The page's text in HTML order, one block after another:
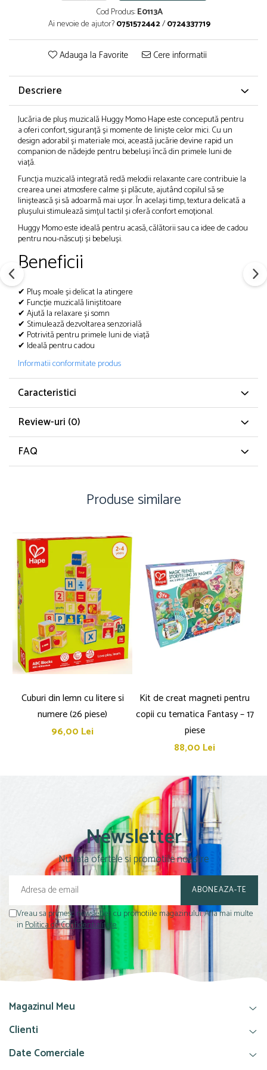
Creioane cerate
Creioane colorate
Creioane mecanice
Linere
Markere
Mine pentru creioane mecanice
Pixuri
Rezerve stilouri
Rollere
Stilouri
Măsurare și trasare
Rigle
Organizare și Arhivare
Accesorii de organizare
Bibliorafturi
Caiete mecanice
Clipboard-uri
Dosare Carton
Dosare Plastic
Folii de protecție
Mape
Penare
Penare cu doua compartimente
Penare cu trei compartimente
Penare cu un compartiment
Penare echipate
Penare neechipate
Culori acrilice
Culori în ulei
Pensule
Plastilină
Tempera și Guașe
Tăiere și lipire
Foarfeci
Lipici
Cod Produs:E0113A
Ai nevoie de ajutor?0751572442/0724337719
Adauga la Favorite Cere informatii
Descriere
Jucăria de pluș muzicală Huggy Momo Hape este concepută pentru
a oferi confort, siguranță și momente de liniște celor mici. Cu un
design adorabil și materiale moi, această jucărie devine rapid un
companion de nădejde pentru bebeluși încă din primele luni de
viață.
Funcția muzicală integrată redă melodii relaxante care contribuie la
crearea unei atmosfere calme și plăcute, ajutând copilul să se
liniștească și să adoarmă mai ușor. În același timp, textura delicată a
plușului stimulează simțul tactil și oferă confort emoțional.
Huggy Momo este ideală pentru acasă, călătorii sau ca idee de cadou
pentru nou-născuți și bebeluși.
Beneficii
✔ Pluș moale și delicat la atingere
✔ Funcție muzicală liniștitoare
✔ Ajută la relaxare și somn
✔ Stimulează dezvoltarea senzorială
✔ Potrivită pentru primele luni de viață
✔ Ideală pentru cadou
Informatii conformitate produs
Caracteristici
Review-uri (0)
FAQ
Produse similare
Cuburi din lemn cu litere si
numere (26 piese)
96,00 Lei
Kit de creat magneti pentru
copii cu tematica Fantasy – 17
piese
88,00 Lei
Newsletter
Nu rata ofertele si promotiile noastre
Vreau sa primesc newsletter cu promotiile magazinului. Afla mai multe
inPolitica de Confidentialitate
Magazinul Meu
Clienti
Date Comerciale